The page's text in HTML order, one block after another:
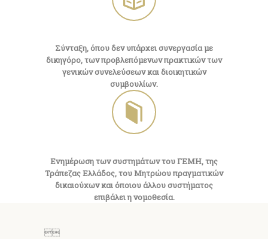
Σύνταξη, όπου δεν υπάρχει συνεργασία με
δικηγόρο, των προβλεπόμενων πρακτικών των
γενικών συνελεύσεων και διοικητικών
συμβουλίων.
Ενημέρωση των συστημάτων του ΓΕΜΗ, της
Τράπεζας Ελλάδος, του Μητρώου πραγματικών
δικαιούχων και όποιου άλλου συστήματος
επιβάλει η νομοθεσία.
